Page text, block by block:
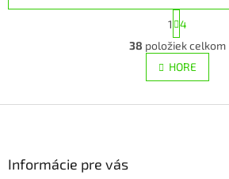
O
v
l
á
t
r
á
n
k
v
1
4
38 položiek celkom
HORE
Informácie pre vás